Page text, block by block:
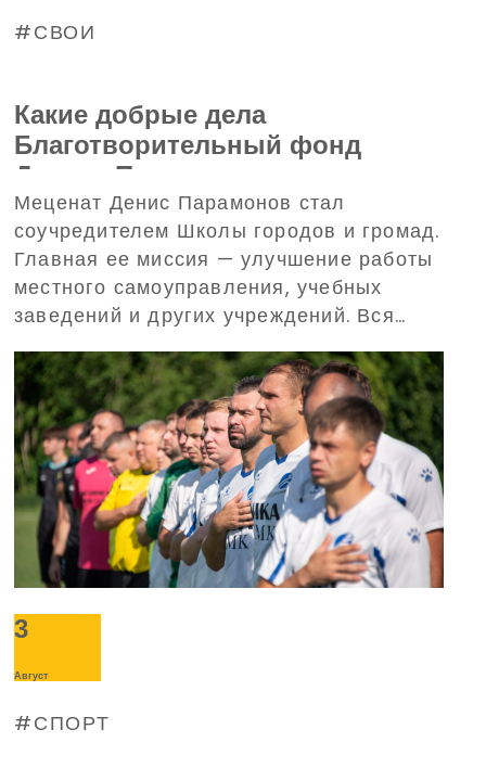
СВОИ
Какие добрые дела
Благотворительный фонд
Дениса Парамонова совершил в
июле (ВИДЕО)
Меценат Денис Парамонов стал
соучредителем Школы городов и громад.
Главная ее миссия — улучшение работы
местного самоуправления, учебных
заведений и других учреждений. Вся
восстановления громад и их развития.
3
Август
СПОРТ